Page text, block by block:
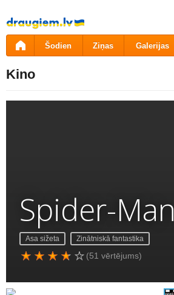
Pāriet
uz
saturu
Šodien Ziņas Galerijas
Kino
Spider-Man
Asa sižeta Zinātniskā fantastika
(51 vērtējums)